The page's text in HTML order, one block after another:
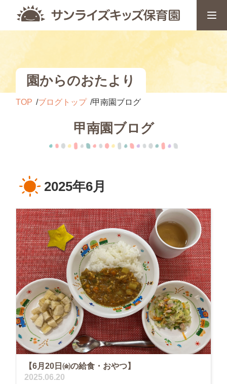
園からのおたより
TOP ブログトップ 甲南園ブログ
甲南園ブログ
2025年6月
【6月20日㈮の給食・おやつ】
2025.06.20